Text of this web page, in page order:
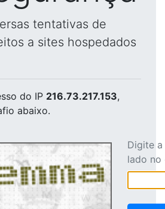
tentativas de
a sites hospedados
do IP 216.73.217.153,
abaixo.
Digite
lado no